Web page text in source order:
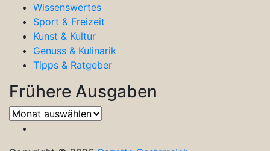
Wissenswertes
Sport & Freizeit
Kunst & Kultur
Genuss & Kulinarik
Tipps & Ratgeber
Frühere Ausgaben
Frühere
Ausgaben